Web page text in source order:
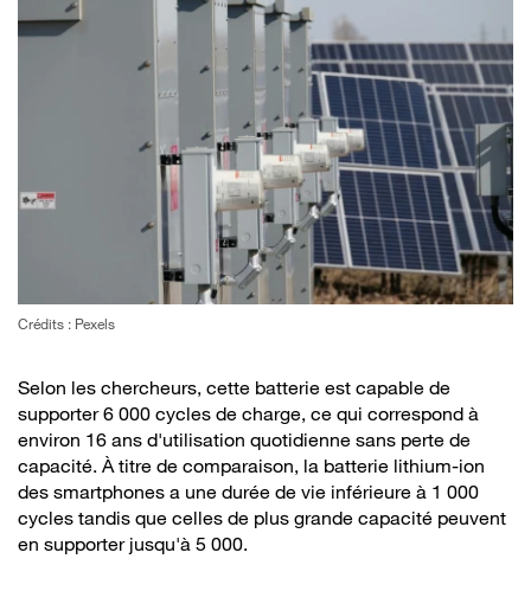
Crédits : Pexels
Selon les chercheurs, cette batterie est capable de
supporter 6 000 cycles de charge, ce qui correspond à
environ 16 ans d'utilisation quotidienne sans perte de
capacité. À titre de comparaison, la batterie lithium-ion
des smartphones a une durée de vie inférieure à 1 000
cycles tandis que celles de plus grande capacité peuvent
en supporter jusqu'à 5 000.